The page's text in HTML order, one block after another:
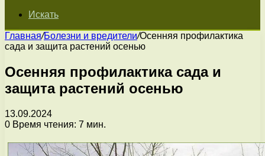
Искать
Главная/Болезни и вредители/Осенняя профилактика
сада и защита растений осенью
Осенняя профилактика сада и
защита растений осенью
13.09.2024
0 Время чтения: 7 мин.